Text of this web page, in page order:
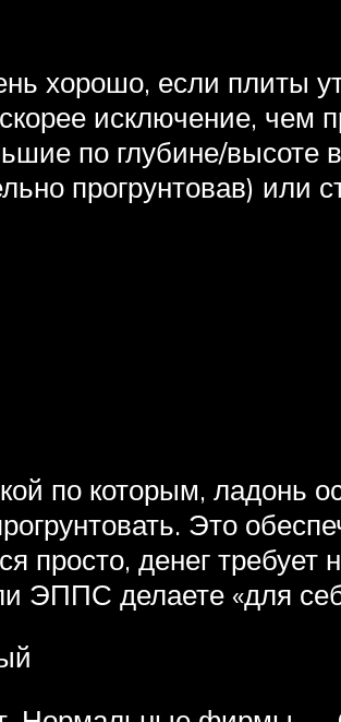
хорошо, если плиты
исключение, чем
по глубине/
прогрунтовав) или
по которым, ладонь
Это
просто, денег требует
ЭППС делаете «для